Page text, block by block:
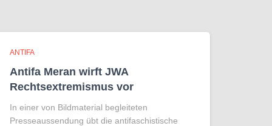
ANTIFA
Antifa Meran wirft JWA
Rechtsextremismus vor
In einer von Bildmaterial begleiteten
Presseaussendung übt die antifaschistische